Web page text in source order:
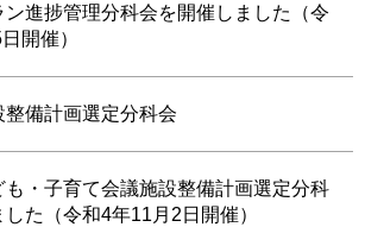
ン進捗管理分科会を開催しました（令
開催）
備計画選定分科会
も・子育て会議施設整備計画選定分科
た（令和4年11月2日開催）